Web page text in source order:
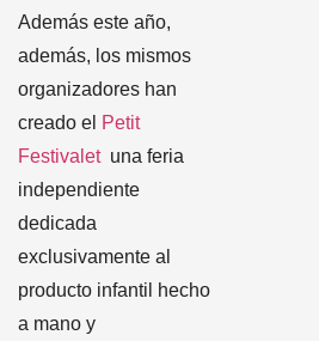
Además este año,
además, los mismos
organizadores han
creado el Petit
Festivaletuna feria
independiente
dedicada
exclusivamente al
producto infantil hecho
a mano y